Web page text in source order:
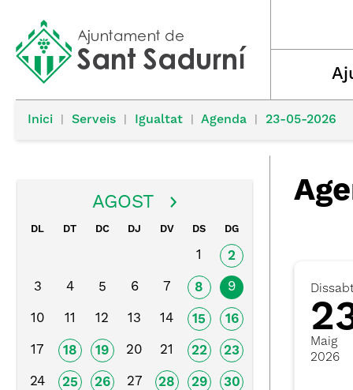
Inici Serveis Igualtat Agenda 23-05-2026
AGOST
DL DT DC DJ DV DS DG
1 2
3 4 5 6 7 8 9
10 11 12 13 14 15 16
17 18 19 20 21 22 23
24 25 26 27 28 29 30
Maig
2026